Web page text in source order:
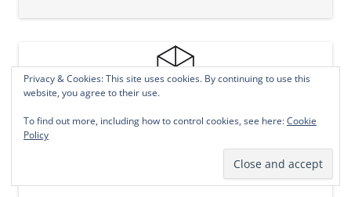
Privacy & Cookies: This site uses cookies. By continuing to use this
website, you agree to their use.
To find out more, including how to control cookies, see here:Cookie
Policy